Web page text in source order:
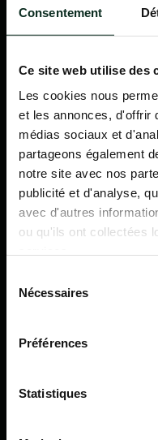
Consentement
Ce site web utilise des
Les cookies nous
et les annonces, d'offrir
médias sociaux et
partageons également
notre site avec nos
publicité et d'analyse,
avec d'autres
ou qu'ils ont collectées
Nécessaires
Préférences
Statistiques
P.F.C.A Pompes